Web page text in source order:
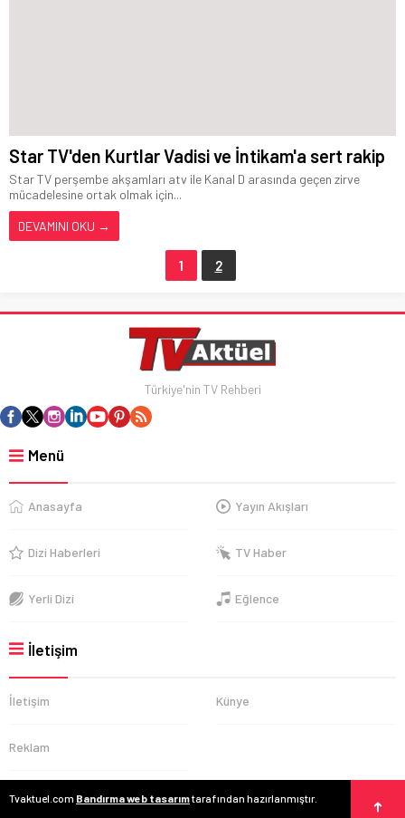
Star TV'den Kurtlar Vadisi ve İntikam'a sert rakip
Star TV perşembe akşamları atv ile Kanal D arasında geçen zirve
mücadelesine ortak olmak için...
DEVAMINI OKU →
1 2
Türkiye'nin TV Rehberi
Menü
Anasayfa Yayın Akışları
Dizi Haberleri TV Haber
Yerli Dizi Eğlence
İletişim
İletişim Künye
Reklam
Tvaktuel.com Bandırma web tasarımtarafından hazırlanmıştır.